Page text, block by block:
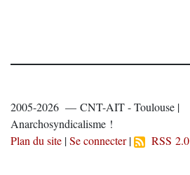
2005-2026 — CNT-AIT - Toulouse |
Anarchosyndicalisme !
Plan du site |Se connecter| RSS 2.0